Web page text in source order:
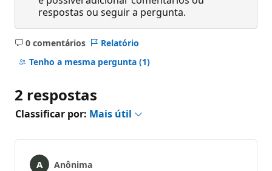
respostas ou seguir a pergunta.
0 comentários
Sem
comentários
Relatório
Tenho a mesma pergunta (1)
2 respostas
Classificar por: Mais útil
Anônima